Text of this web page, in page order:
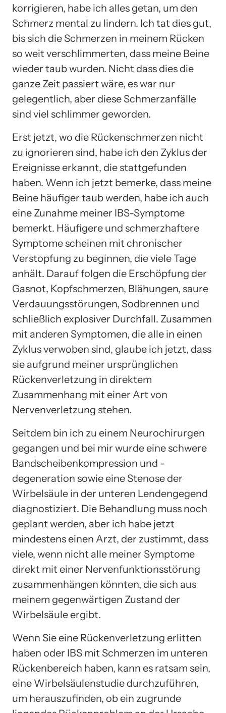
korrigieren, habe ich alles getan, um den
Schmerz mental zu lindern. Ich tat dies gut,
bis sich die Schmerzen in meinem Rücken
so weit verschlimmerten, dass meine Beine
wieder taub wurden. Nicht dass dies die
ganze Zeit passiert wäre, es war nur
gelegentlich, aber diese Schmerzanfälle
sind viel schlimmer geworden.
Erst jetzt, wo die Rückenschmerzen nicht
zu ignorieren sind, habe ich den Zyklus der
Ereignisse erkannt, die stattgefunden
haben. Wenn ich jetzt bemerke, dass meine
Beine häufiger taub werden, habe ich auch
eine Zunahme meiner IBS-Symptome
bemerkt. Häufigere und schmerzhaftere
Symptome scheinen mit chronischer
Verstopfung zu beginnen, die viele Tage
anhält. Darauf folgen die Erschöpfung der
Gasnot, Kopfschmerzen, Blähungen, saure
Verdauungsstörungen, Sodbrennen und
schließlich explosiver Durchfall. Zusammen
mit anderen Symptomen, die alle in einen
Zyklus verwoben sind, glaube ich jetzt, dass
sie aufgrund meiner ursprünglichen
Rückenverletzung in direktem
Zusammenhang mit einer Art von
Nervenverletzung stehen.
Seitdem bin ich zu einem Neurochirurgen
gegangen und bei mir wurde eine schwere
Bandscheibenkompression und -
degeneration sowie eine Stenose der
Wirbelsäule in der unteren Lendengegend
diagnostiziert. Die Behandlung muss noch
geplant werden, aber ich habe jetzt
mindestens einen Arzt, der zustimmt, dass
viele, wenn nicht alle meiner Symptome
direkt mit einer Nervenfunktionsstörung
zusammenhängen könnten, die sich aus
meinem gegenwärtigen Zustand der
Wirbelsäule ergibt.
Wenn Sie eine Rückenverletzung erlitten
haben oder IBS mit Schmerzen im unteren
Rückenbereich haben, kann es ratsam sein,
eine Wirbelsäulenstudie durchzuführen,
um herauszufinden, ob ein zugrunde